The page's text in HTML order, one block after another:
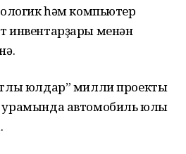
һәм компьютер
инвентарҙары менән
юлдар” милли проекты
урамында автомобиль юлы